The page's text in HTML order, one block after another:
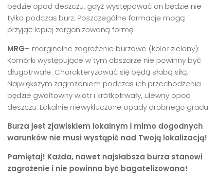
będzie opad deszczu, gdyż występować on będzie nie
tylko podczas burz. Poszczególne formacje mogą
przyjąć lepiej zorganizowaną formę.
MRG– marginalne zagrożenie burzowe (kolor zielony):
Komórki występujące w tym obszarze nie powinny być
długotrwałe. Charakteryzować się będą słabą siłą.
Największym zagrożeniem podczas ich przechodzenia
będzie gwałtowny wiatr i krótkotrwały, ulewny opad
deszczu. Lokalnie niewykluczone opady drobnego gradu.
Burza jest zjawiskiem lokalnym i mimo dogodnych
warunków nie musi wystąpić nad Twoją lokalizacją!
Pamiętaj! Każda, nawet najsłabsza burza stanowi
zagrożenie i nie powinna być bagatelizowana!